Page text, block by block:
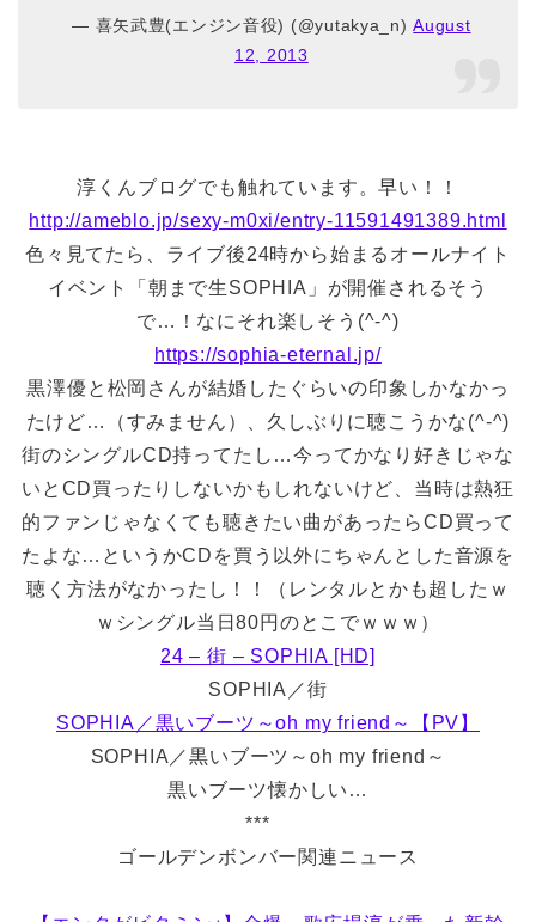
— 喜矢武豊(エンジン音役) (@yutakya_n)August
12, 2013
淳くんブログでも触れています。早い！！
http://ameblo.jp/sexy-m0xi/entry-11591491389.html
色々見てたら、ライブ後24時から始まるオールナイト
イベント「朝まで生SOPHIA」が開催されるそう
で…！なにそれ楽しそう(^-^)
https://sophia-eternal.jp/
黒澤優と松岡さんが結婚したぐらいの印象しかなかっ
たけど…（すみません）、久しぶりに聴こうかな(^-^)
街のシングルCD持ってたし…今ってかなり好きじゃな
いとCD買ったりしないかもしれないけど、当時は熱狂
的ファンじゃなくても聴きたい曲があったらCD買って
たよな…というかCDを買う以外にちゃんとした音源を
聴く方法がなかったし！！（レンタルとかも超したｗ
ｗシングル当日80円のとこでｗｗｗ）
24 – 街 – SOPHIA [HD]
SOPHIA／街
SOPHIA／黒いブーツ～oh my friend～【PV】
SOPHIA／黒いブーツ～oh my friend～
黒いブーツ懐かしい…
***
ゴールデンボンバー関連ニュース